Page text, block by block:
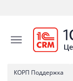
КОРП Поддержка